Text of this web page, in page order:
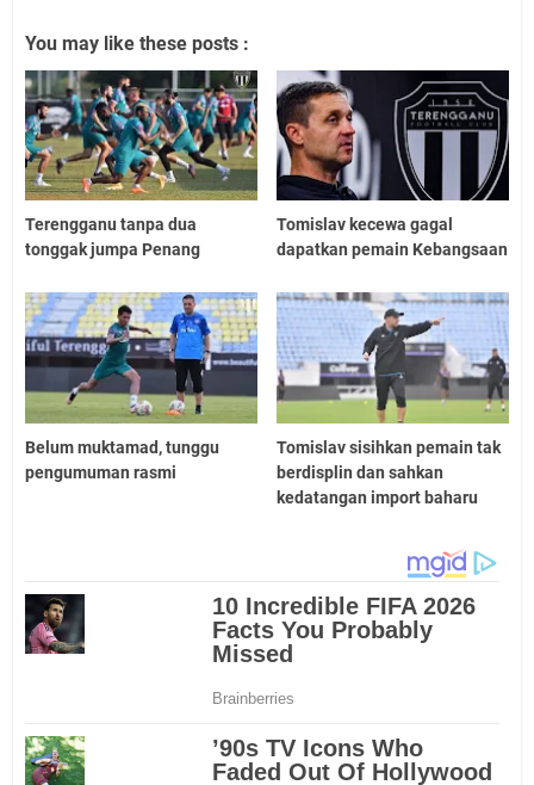
You may like these posts :
Terengganu tanpa dua
tonggak jumpa Penang
Tomislav kecewa gagal
dapatkan pemain Kebangsaan
Belum muktamad, tunggu
pengumuman rasmi
Tomislav sisihkan pemain tak
berdisplin dan sahkan
kedatangan import baharu